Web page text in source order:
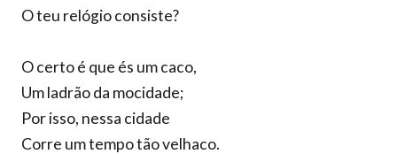
O teu relógio consiste?
O certo é que és um caco,
Um ladrão da mocidade;
Por isso, nessa cidade
Corre um tempo tão velhaco.